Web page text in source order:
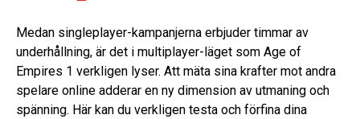
Medan singleplayer-kampanjerna erbjuder timmar av
underhållning, är det i multiplayer-läget som Age of
Empires 1 verkligen lyser. Att mäta sina krafter mot andra
spelare online adderar en ny dimension av utmaning och
spänning. Här kan du verkligen testa och förfina dina